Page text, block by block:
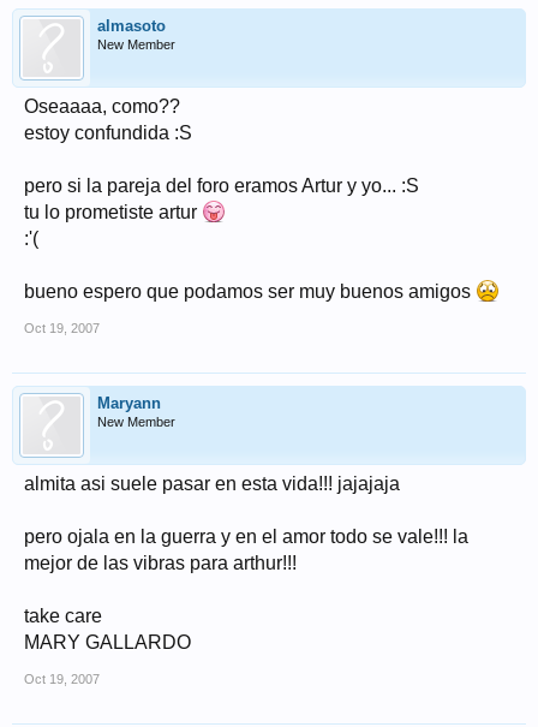
almasoto
New Member
Oseaaaa, como??
estoy confundida :S
pero si la pareja del foro eramos Artur y yo... :S
tu lo prometiste artur
:'(
bueno espero que podamos ser muy buenos amigos
Oct 19, 2007
Maryann
New Member
almita asi suele pasar en esta vida!!! jajajaja
pero ojala en la guerra y en el amor todo se vale!!! la
mejor de las vibras para arthur!!!
take care
MARY GALLARDO
Oct 19, 2007